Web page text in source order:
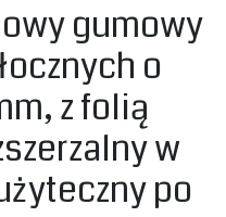
gumowy
o
z folią
w
po